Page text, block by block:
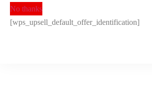
No thanks
[wps_upsell_default_offer_identification]